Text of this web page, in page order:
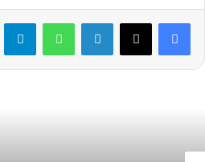
فيسبوك لينكدإن واتساب